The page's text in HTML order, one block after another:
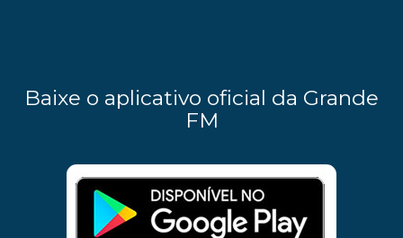
Baixe o aplicativo oficial da Grande
FM